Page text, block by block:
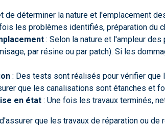
de déterminer la nature et l'emplacement
les problèmes identifiés, préparation du
: Selon la nature et l'ampleur
par résine ou par patch). Si les
: Des tests sont réalisés pour vérifier
que les canalisations sont étanches et
en état : Une fois les travaux terminés,
que les travaux de réparation ou